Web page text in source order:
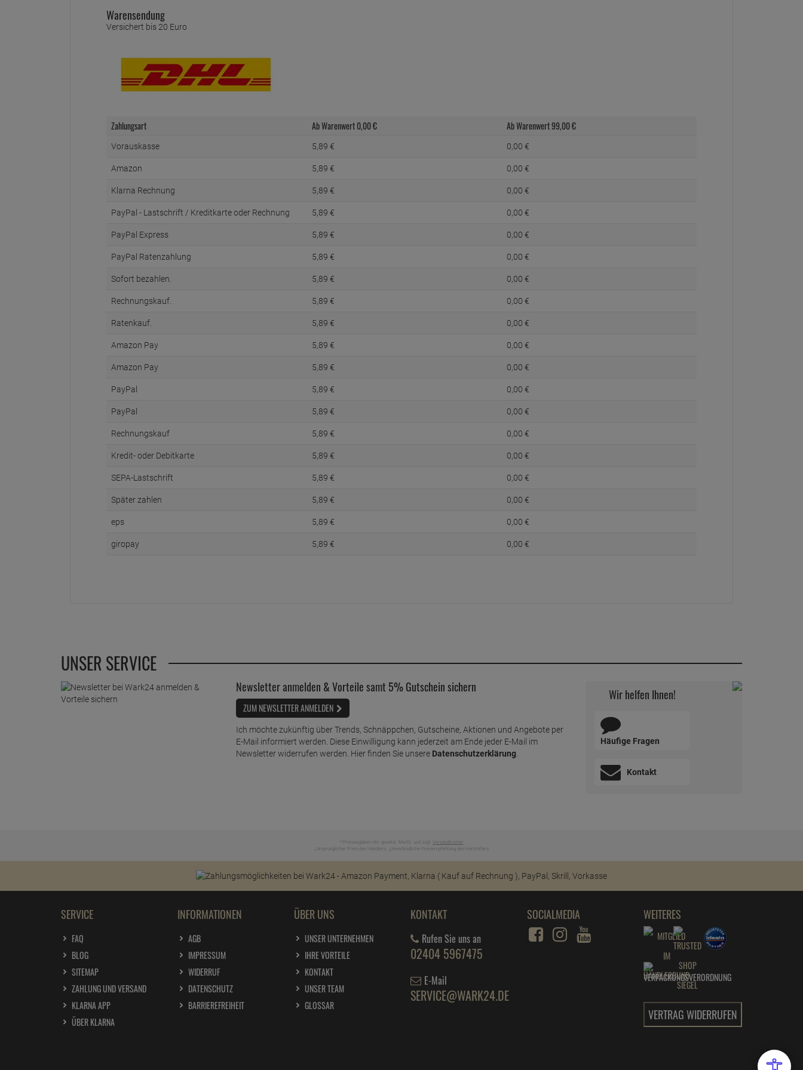
Warensendung
Versichert bis 20 Euro
Zahlungsart Ab Warenwert0,00€ Ab Warenwert99,00€
Vorauskasse 5, 89 € 0, 00 €
Amazon 5, 89 € 0, 00 €
Klarna Rechnung 5, 89 € 0, 00 €
PayPal - Lastschrift / Kreditkarte oder Rechnung 5, 89 € 0, 00 €
PayPal Express 5, 89 € 0, 00 €
PayPal Ratenzahlung 5, 89 € 0, 00 €
Sofort bezahlen. 5, 89 € 0, 00 €
Rechnungskauf. 5, 89 € 0, 00 €
Ratenkauf. 5, 89 € 0, 00 €
Amazon Pay 5, 89 € 0, 00 €
Amazon Pay 5, 89 € 0, 00 €
PayPal 5, 89 € 0, 00 €
PayPal 5, 89 € 0, 00 €
Rechnungskauf 5, 89 € 0, 00 €
Kredit- oder Debitkarte 5, 89 € 0, 00 €
SEPA-Lastschrift 5, 89 € 0, 00 €
Später zahlen 5, 89 € 0, 00 €
eps 5, 89 € 0, 00 €
giropay 5, 89 € 0, 00 €
UNSER SERVICE
Newsletter anmelden & Vorteile samt 5% Gutschein sichern
ZUM NEWSLETTER ANMELDEN
Ich möchte zukünftig über Trends, Schnäppchen, Gutscheine, Aktionen und Angebote per
E-Mail informiert werden. Diese Einwilligung kann jederzeit am Ende jeder E-Mail im
Newsletter widerrufen werden. Hier finden Sie unsere Datenschutzerklärung.
Wir helfen Ihnen!
Häufige Fragen
Kontakt
* Preisangaben inkl. gesetzl. MwSt. und zzgl. Versandkosten
Ursprünglicher Preis des Händlers, Unverbindliche Preisempfehlung des Herstellers
SERVICE
FAQ
BLOG
SITEMAP
ZAHLUNG UND VERSAND
KLARNA APP
ÜBER KLARNA
INFORMATIONEN
AGB
IMPRESSUM
WIDERRUF
DATENSCHUTZ
BARRIEREFREIHEIT
ÜBER UNS
UNSER UNTERNEHMEN
IHRE VORTEILE
KONTAKT
UNSER TEAM
GLOSSAR
KONTAKT
Rufen Sie uns an
02404 5967475
E-Mail
SERVICE@WARK24.DE
SOCIALMEDIA WEITERES
VERTRAG WIDERRUFEN